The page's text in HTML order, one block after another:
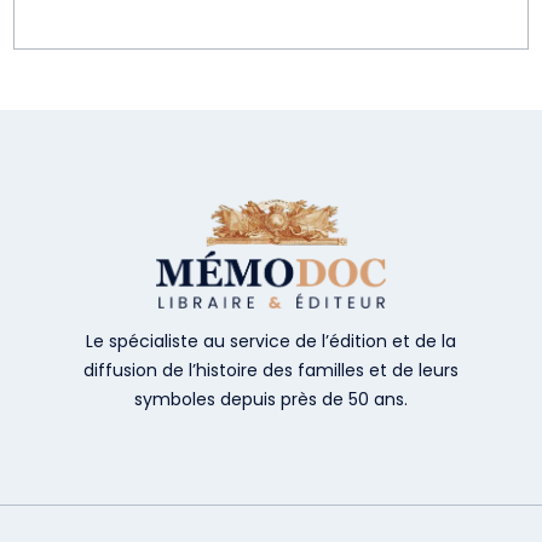
Le spécialiste au service de l’édition et de la
diffusion de l’histoire des familles et de leurs
symboles depuis près de 50 ans.